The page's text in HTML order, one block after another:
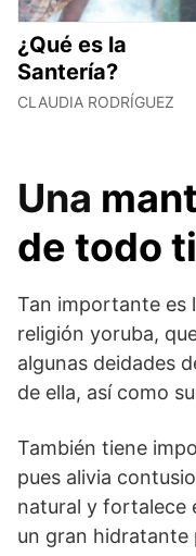
¿Qué es la
Santería?
CLAUDIA RODRÍGUEZ
Una
de todo
Tan importante es
religión yoruba,
algunas deidades
de ella, así como
También tiene
pues alivia
natural y fortalece
un gran hidratante